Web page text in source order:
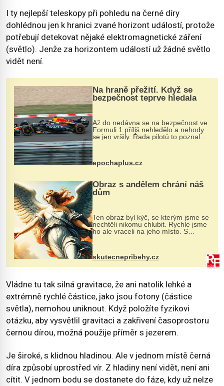
I ty nejlepší teleskopy při pohledu na černé díry
dohlédnou jen k hranici zvané horizont událostí, protože
potřebují detekovat nějaké elektromagnetické záření
(světlo). Jenže za horizontem událostí už žádné světlo
vidět není.
Na hraně přežití. Když se
bezpečnost teprve hledala
Až do nedávna se na bezpečnost ve
Formuli 1 příliš nehledělo a nehody
se jen vršily. Řada pilotů to poznala
na vlastní kůži, často s trvalými
následky nebo bohužel i ztrátou
života. Dnes nepochopiteln...
epochaplus.cz
Obraz s andělem chrání náš
dům
Ten obraz byl kýč, se kterým jsme se
nechtěli nikomu chlubit. Rychle jsme
ho ale vraceli na jeho místo. S
manželem Vaškem jsme si pořídili
chaloupku, takový domek na severu
Čech, kde jsme si naplánova...
skutecnepribehy.cz
Vládne tu tak silná gravitace, že ani natolik lehké a
extrémně rychlé částice, jako jsou fotony (částice
světla), nemohou uniknout. Když položíte fyzikovi
otázku, aby vysvětlil gravitaci a zakřivení časoprostoru
černou dírou, možná použije příměr s jezerem.
Je široké, s klidnou hladinou. Ale v jednom místě černá
díra způsobí uprostřed vír. Z hladiny není vidět, není ani
cítit. V jednom bodu se dostanete do fáze, kdy už nelze